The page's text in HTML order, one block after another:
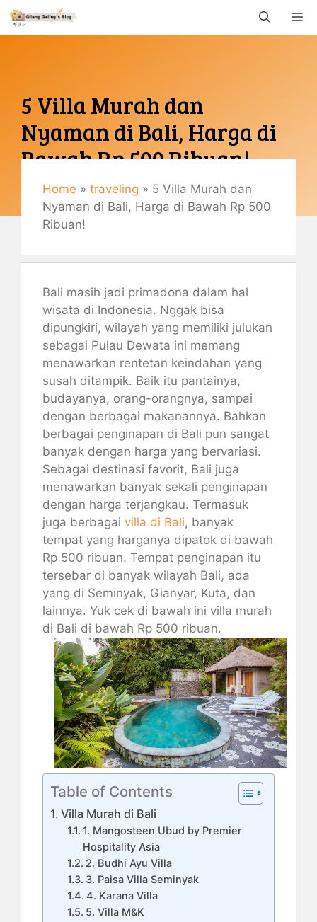
Langsung
5 Villa Murah dan
Nyaman di Bali, Harga di
Bawah Rp 500 Ribuan!
Maret 21, 2022
Gemaulani
Home » traveling » 5 Villa Murah dan
Nyaman di Bali, Harga di Bawah Rp 500
Ribuan!
Bali masih jadi primadona dalam hal
wisata di Indonesia. Nggak bisa
dipungkiri, wilayah yang memiliki julukan
sebagai Pulau Dewata ini memang
menawarkan rentetan keindahan yang
susah ditampik. Baik itu pantainya,
budayanya, orang-orangnya, sampai
dengan berbagai makanannya. Bahkan
berbagai penginapan di Bali pun sangat
banyak dengan harga yang bervariasi.
Sebagai destinasi favorit, Bali juga
menawarkan banyak sekali penginapan
dengan harga terjangkau. Termasuk
juga berbagai villa di Bali, banyak
tempat yang harganya dipatok di bawah
Rp 500 ribuan. Tempat penginapan itu
tersebar di banyak wilayah Bali, ada
yang di Seminyak, Gianyar, Kuta, dan
lainnya. Yuk cek di bawah ini villa murah
di Bali di bawah Rp 500 ribuan.
Table of Contents
Villa Murah di Bali
1. Mangosteen Ubud by Premier
Hospitality Asia
2. Budhi Ayu Villa
3. Paisa Villa Seminyak
4. Karana Villa
5. Villa M&K